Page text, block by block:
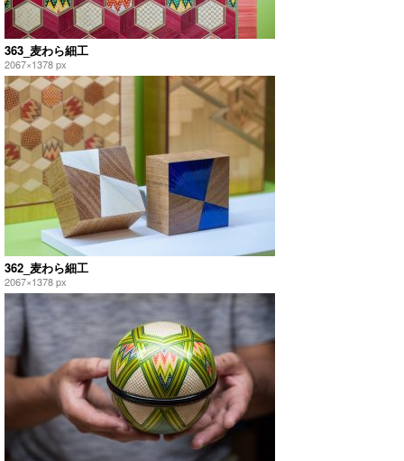
363_麦わら細工
2067×1378 px
362_麦わら細工
2067×1378 px